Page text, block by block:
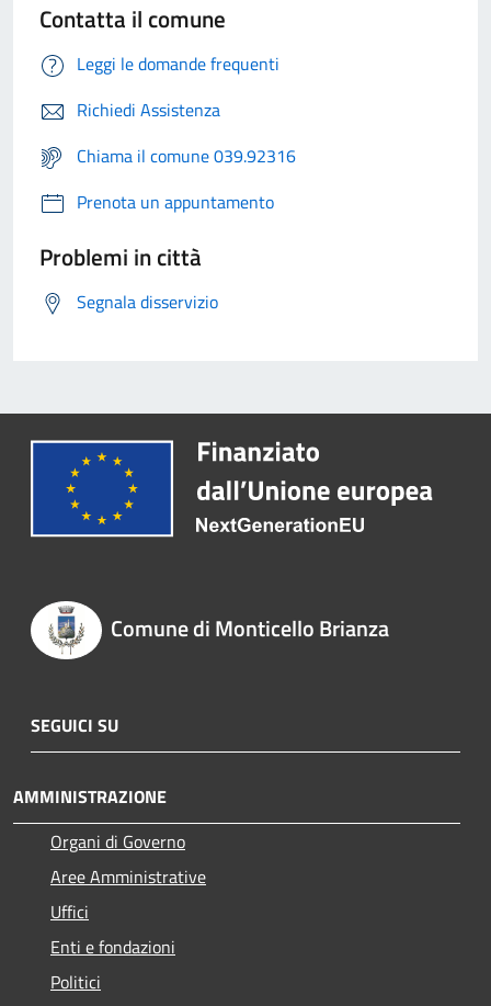
Contatta il comune
Leggi le domande frequenti
Richiedi Assistenza
Chiama il comune 039.92316
Prenota un appuntamento
Problemi in città
Segnala disservizio
Comune di Monticello Brianza
SEGUICI SU
AMMINISTRAZIONE
Organi di Governo
Aree Amministrative
Uffici
Enti e fondazioni
Politici